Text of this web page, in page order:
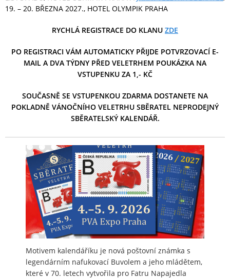
19. – 20. BŘEZNA 2027., HOTEL OLYMPIK PRAHA
RYCHLÁ REGISTRACE DO KLANU ZDE
PO REGISTRACI VÁM AUTOMATICKY PŘIJDE POTVRZOVACÍ E-
MAIL A DVA TÝDNY PŘED VELETRHEM POUKÁZKA NA
VSTUPENKU ZA 1,- KČ
SOUČASNĚ SE VSTUPENKOU ZDARMA DOSTANETE NA
POKLADNĚ VÁNOČNÍHO VELETRHU SBĚRATEL NEPRODEJNÝ
SBĚRATELSKÝ KALENDÁŘ.
Motivem kalendáříku je nová poštovní známka s
legendárním nafukovací Buvolem a jeho mládětem,
které v 70. letech vytvořila pro Fatru Napajedla